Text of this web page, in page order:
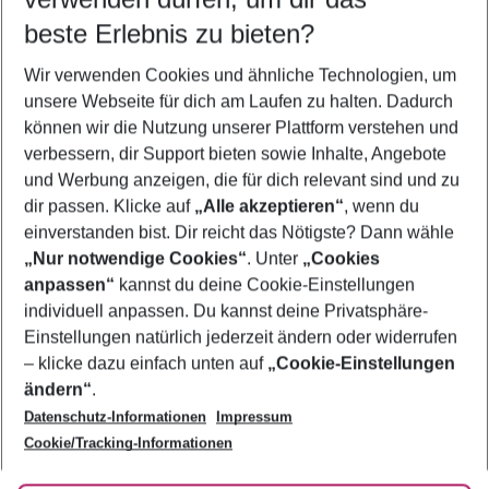
5-8 Nächte
2 Erwachsene Keine Kinder
Mehr Filter anzeigen
Footer
Footer navigation
Über uns
AGB
Bestpreisgarantie
Cookie-Einstellungen ändern
Cookie-Richtlinie
Agenturbetreuung
Barrierefreies Reisen
Folge uns
beste Erlebnis zu bieten?
Wir verwenden Cookies und ähnliche Technologien, um
unsere Webseite für dich am Laufen zu halten. Dadurch
können wir die Nutzung unserer Plattform verstehen und
verbessern, dir Support bieten sowie Inhalte, Angebote
und Werbung anzeigen, die für dich relevant sind und zu
dir passen. Klicke auf „Alle akzeptieren“, wenn du
einverstanden bist. Dir reicht das Nötigste? Dann wähle
„Nur notwendige Cookies“. Unter „Cookies
anpassen“ kannst du deine Cookie-Einstellungen
individuell anpassen. Du kannst deine Privatsphäre-
Einstellungen natürlich jederzeit ändern oder widerrufen
– klicke dazu einfach unten auf „Cookie-Einstellungen
ändern“.
Datenschutz-Informationen
Impressum
Cookie/Tracking-Informationen